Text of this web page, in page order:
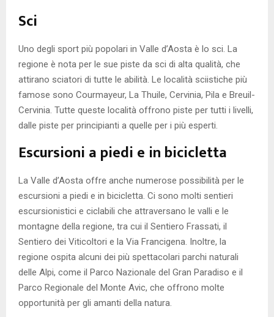
Sci
Uno degli sport più popolari in Valle d’Aosta è lo sci. La
regione è nota per le sue piste da sci di alta qualità, che
attirano sciatori di tutte le abilità. Le località sciistiche più
famose sono Courmayeur, La Thuile, Cervinia, Pila e Breuil-
Cervinia. Tutte queste località offrono piste per tutti i livelli,
dalle piste per principianti a quelle per i più esperti.
Escursioni a piedi e in bicicletta
La Valle d’Aosta offre anche numerose possibilità per le
escursioni a piedi e in bicicletta. Ci sono molti sentieri
escursionistici e ciclabili che attraversano le valli e le
montagne della regione, tra cui il Sentiero Frassati, il
Sentiero dei Viticoltori e la Via Francigena. Inoltre, la
regione ospita alcuni dei più spettacolari parchi naturali
delle Alpi, come il Parco Nazionale del Gran Paradiso e il
Parco Regionale del Monte Avic, che offrono molte
opportunità per gli amanti della natura.